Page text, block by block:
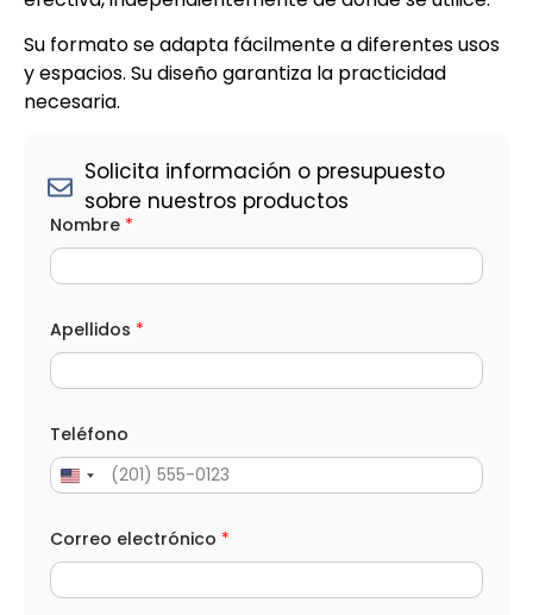
Su formato se adapta fácilmente a diferentes usos
y espacios. Su diseño garantiza la practicidad
necesaria.
Solicita información o presupuesto
sobre nuestros productos
C
a
t
d
a
d
e
e
t
r
n
c
o
Nombre *
Apellidos *
Teléfono
Correo electrónico *